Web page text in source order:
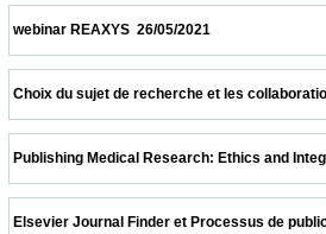
webinar REAXYS  26/05/2021
Choix du sujet de recherche et les
Publishing Medical Research: Ethics
Elsevier Journal Finder et